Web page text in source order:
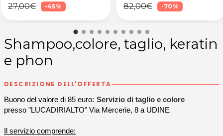
27,00€ -45% 82,00€ -70%
Shampoo,colore, taglio, keratin
e phon
DESCRIZIONE DELL'OFFERTA
Buono del valore di 85 euro: Servizio di taglio e colore
presso "LUCADIRIALTO" Via Mercerie, 8 a UDINE
Il servizio comprende: